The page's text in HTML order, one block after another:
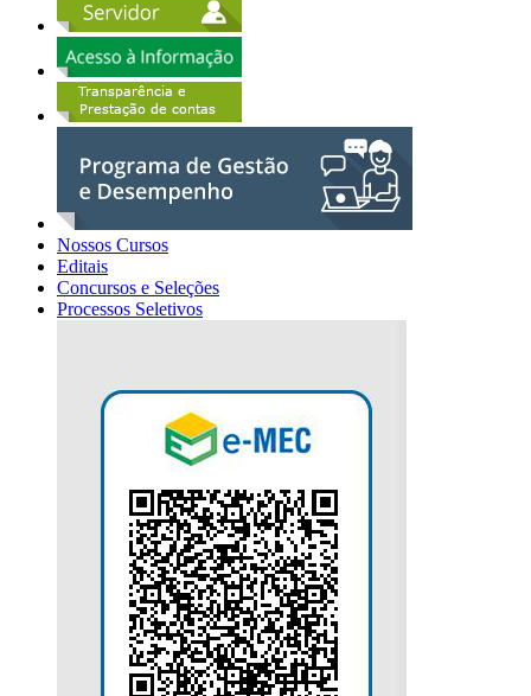
Nossos Cursos
Editais
Concursos e Seleções
Processos Seletivos